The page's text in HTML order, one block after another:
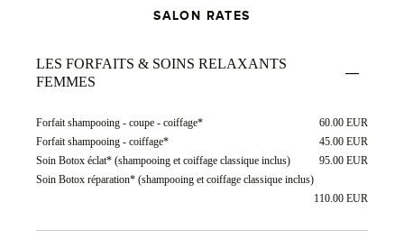
SALON RATES
LES FORFAITS & SOINS RELAXANTS
FEMMES
Forfait shampooing - coupe - coiffage*
60.00 EUR
Forfait shampooing - coiffage*
45.00 EUR
Soin Botox éclat* (shampooing et coiffage classique inclus)
95.00 EUR
Soin Botox réparation* (shampooing et coiffage classique inclus)
110.00 EUR